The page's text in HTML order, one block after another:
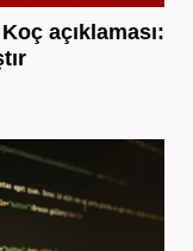
açıklaması: